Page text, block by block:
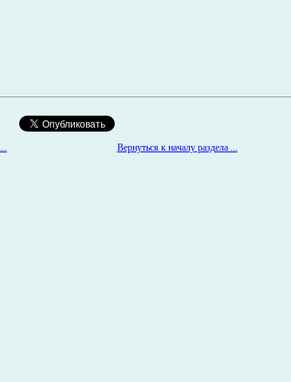
Вернуться к началу раздела ...